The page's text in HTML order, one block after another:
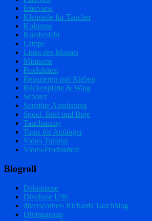
Interview
Kleinteile für Taucher
Kolumne
Kursbericht
Lampe
Links des Monats
Miniserie
Produkttest
Reparieren und Kleben
Rückenplatte & Wing
Scooter
Sonstige Ausrüstung
Spool, Reel und Boje
Tauchanzug
Tipps für Anfänger
Video Tutorial
Video-Produkttest
Blogroll
Dekopause
Divebase U96
diverscorner- Richards Tauchblog
Divinggroup